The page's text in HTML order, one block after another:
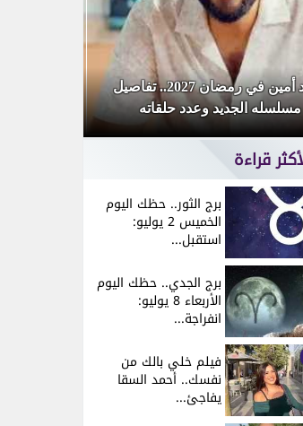
أحمد أمين في رمضان 2027.. تفاصيل
مسلسله الجديد وعدد حلقاته
قراءة
برج الثور.. حظك اليوم
الخميس 2 يوليو:
استقبل...
برج الجدي.. حظك اليوم
الأربعاء 8 يوليو:
انفراجة...
فيلم خلي بالك من
نفسك.. أحمد السقا
يفاجئ...